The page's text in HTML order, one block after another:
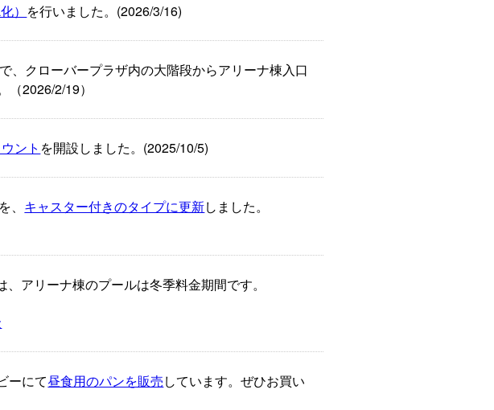
） を行いました。(2026/3/16)
、クローバープラザ内の大階段からアリーナ棟入口
（2026/2/19）
ント を開設しました。(2025/10/5)
キャスター付きのタイプに更新しました。
アリーナ棟のプールは冬季料金期間です。
ーにて昼食用のパンを販売しています。ぜひお買い